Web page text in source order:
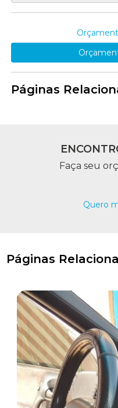
Páginas
Faça seu
Quero
Páginas